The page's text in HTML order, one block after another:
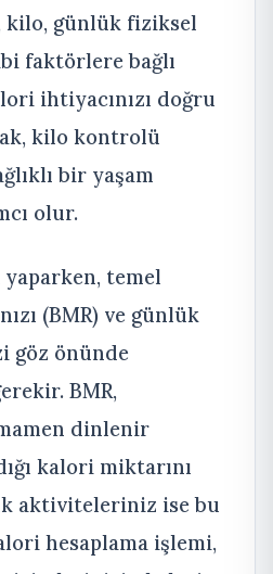
kilo, günlük fiziksel
faktörlere bağlı
ihtiyacınızı doğru
kilo kontrolü
bir yaşam
olur.
temel
(BMR) ve günlük
göz önünde
BMR,
dinlenir
kalori miktarını
aktiviteleriniz ise bu
hesaplama işlemi,